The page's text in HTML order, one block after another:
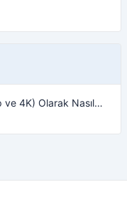
YouTube Küçük Resimleri HD (1080p ve 4K) Olarak Nasıl İndirilir – 2026 Rehberi